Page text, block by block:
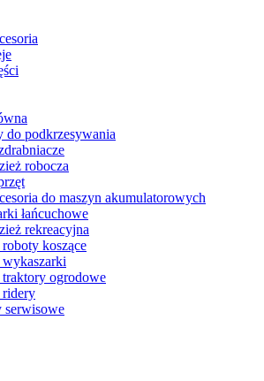
do podkrzesywania
robocza
do maszyn akumulatorowych
łańcuchowe
rekreacyjna
koszące
traktory ogrodowe
ridery
serwisowe